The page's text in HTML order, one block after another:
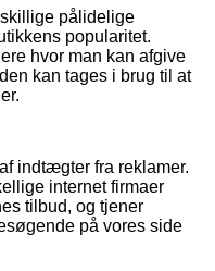
pålidelige
popularitet.
hvor man kan afgive
kan tages i brug til at
indtægter fra reklamer.
internet firmaer
tilbud, og tjener
på vores side